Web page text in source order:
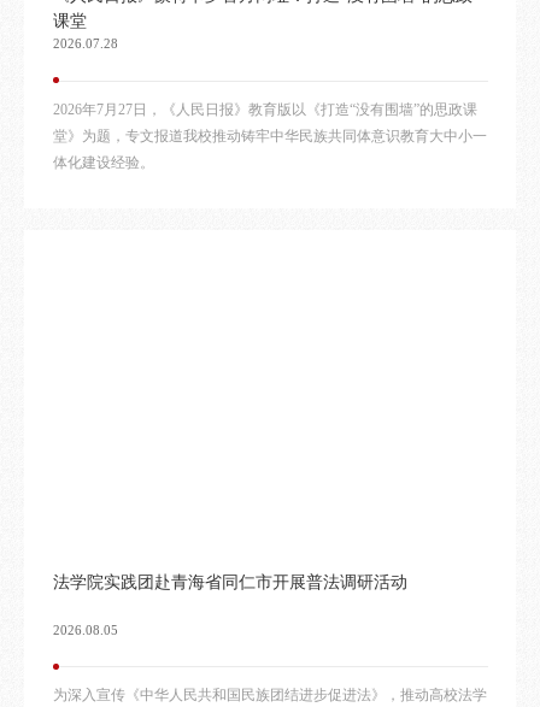
课堂
2026.07.28
2026年7月27日，《人民日报》教育版以《打造“没有围墙”的思政课
堂》为题，专文报道我校推动铸牢中华民族共同体意识教育大中小一
体化建设经验。
法学院实践团赴青海省同仁市开展普法调研活动
2026.08.05
为深入宣传《中华人民共和国民族团结进步促进法》，推动高校法学